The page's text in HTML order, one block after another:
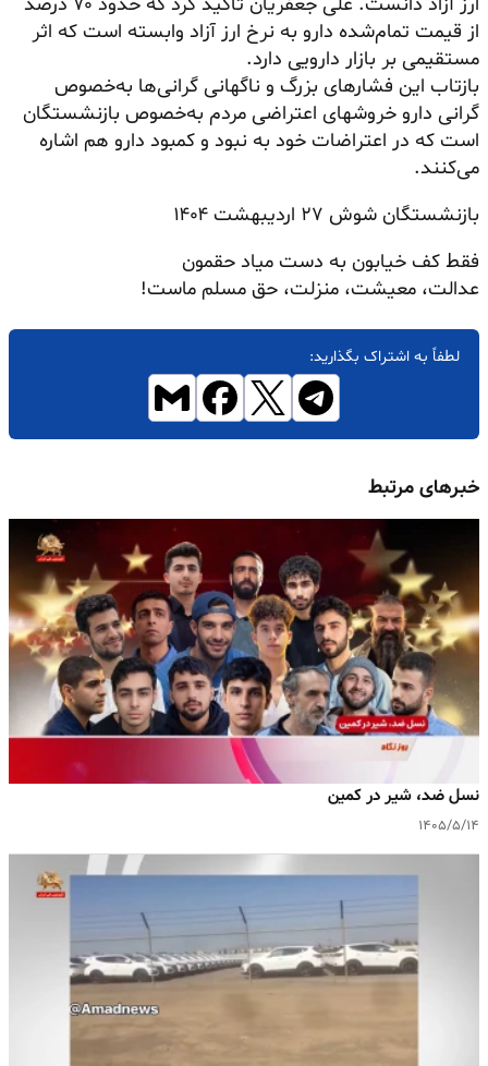
از قیمت تمام‌شده دارو به نرخ ارز آزاد وابسته است که اثر
مستقیمی بر بازار دارویی دارد.
بازتاب این فشارهای بزرگ و ناگهانی گرانی‌ها به‌خصوص
گرانی دارو خروشهای اعتراضی مردم به‌خصوص بازنشستگان
است که در اعتراضات خود به نبود و کمبود دارو هم اشاره
می‌کنند.
بازنشستگان شوش ۲۷ اردیبهشت ۱۴۰۴
فقط کف خیابون به دست میاد حقمون
عدالت، معیشت، منزلت، حق مسلم ماست!
لطفاً به اشتراک بگذارید:
خبرهای مرتبط
نسل ضد، شیر در کمین
۱۴۰۵/۵/۱۴